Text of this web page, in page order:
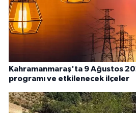
Kahramanmaraş'ta 9 Ağustos
programı ve etkilenecek ilçeler